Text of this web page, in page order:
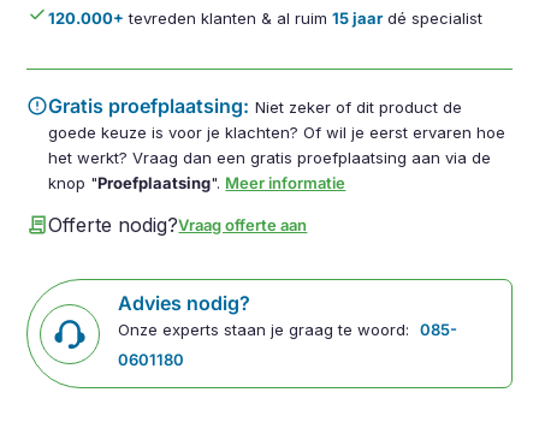
done120.000+ tevreden klanten & al ruim15 jaar dé specialist
errorGratis proefplaatsing: Niet zeker of dit product de
goede keuze is voor je klachten? Of wil je eerst ervaren hoe
het werkt? Vraag dan een gratis proefplaatsing aan via de
knop "Proefplaatsing". Meer informatie
contractOfferte nodig?Vraag offerte aan
Advies nodig?
Onze experts staan je graag te woord:
085-
0601180